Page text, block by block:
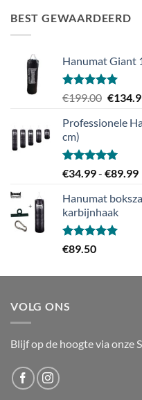
BEST GEWAARDEERD
Hanumat Giant
Gewaardeerd
€199.00
was:
€
Professionele
cm)
Gewaardeerd
€34.99- €89.99
Hanumat
karbijnhaak
Gewaardeerd
€89.50
VOLG ONS
Blijf op de hoogte via onze